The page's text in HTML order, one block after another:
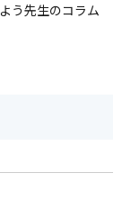
よう先生のコラム